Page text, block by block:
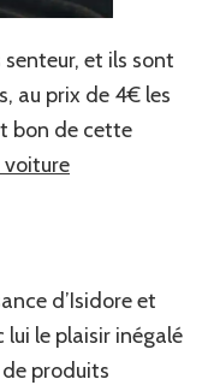
et ils sont
au prix de 4€ les
bon de cette
voiture
d’Isidore et
lui le plaisir inégalé
produits